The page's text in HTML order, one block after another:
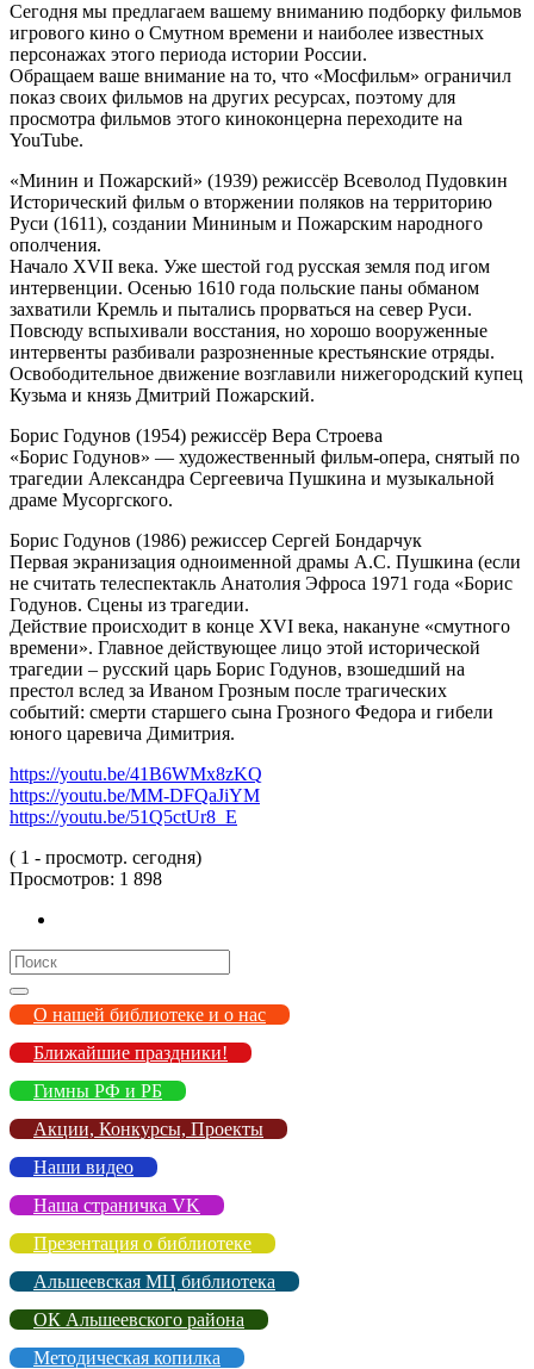
Сегодня мы предлагаем вашему вниманию подборку фильмов
игрового кино о Смутном времени и наиболее известных
персонажах этого периода истории России.
Обращаем ваше внимание на то, что «Мосфильм» ограничил
показ своих фильмов на других ресурсах, поэтому для
просмотра фильмов этого киноконцерна переходите на
YouTube.
«Минин и Пожарский» (1939) режиссёр Всеволод Пудовкин
Исторический фильм о вторжении поляков на территорию
Руси (1611), создании Мининым и Пожарским народного
ополчения.
Начало XVII века. Уже шестой год русская земля под игом
интервенции. Осенью 1610 года польские паны обманом
захватили Кремль и пытались прорваться на север Руси.
Повсюду вспыхивали восстания, но хорошо вооруженные
интервенты разбивали разрозненные крестьянские отряды.
Освободительное движение возглавили нижегородский купец
Кузьма и князь Дмитрий Пожарский.
Борис Годунов (1954) режиссёр Вера Строева
«Борис Годунов» — художественный фильм-опера, снятый по
трагедии Александра Сергеевича Пушкина и музыкальной
драме Мусоргского.
Борис Годунов (1986) режиссер Сергей Бондарчук
Первая экранизация одноименной драмы А.С. Пушкина (если
не считать телеспектакль Анатолия Эфроса 1971 года «Борис
Годунов. Сцены из трагедии.
Действие происходит в конце XVI века, накануне «смутного
времени». Главное действующее лицо этой исторической
трагедии – русский царь Борис Годунов, взошедший на
престол вслед за Иваном Грозным после трагических
событий: смерти старшего сына Грозного Федора и гибели
юного царевича Димитрия.
https://youtu.be/41B6WMx8zKQ
https://youtu.be/MM-DFQaJiYM
https://youtu.be/51Q5ctUr8_E
( 1 - просмотр. сегодня)
Просмотров: 1 898
Search
for:
О нашей библиотеке и о нас
Ближайшие праздники!
Гимны РФ и РБ
Акции, Конкурсы, Проекты
Наши видео
Наша страничка VK
Презентация о библиотеке
Альшеевская МЦ библиотека
ОК Альшеевского района
Методическая копилка